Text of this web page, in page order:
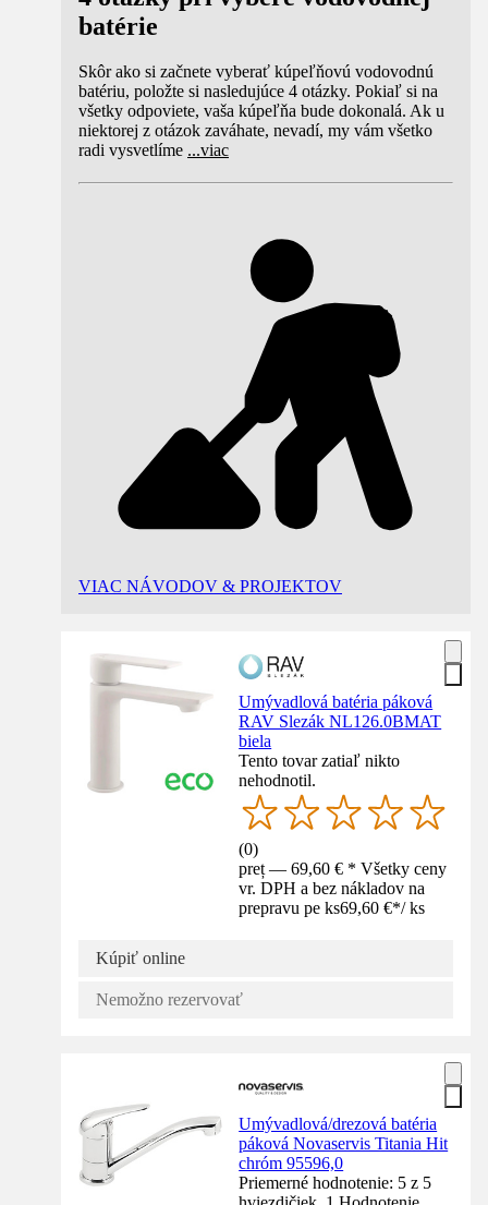
batérie
Skôr ako si začnete vyberať kúpeľňovú vodovodnú
batériu, položte si nasledujúce 4 otázky. Pokiaľ si na
všetky odpoviete, vaša kúpeľňa bude dokonalá. Ak u
niektorej z otázok zaváhate, nevadí, my vám všetko
radi vysvetlíme ...viac
VIAC NÁVODOV & PROJEKTOV
Umývadlová batéria páková
RAV Slezák NL126.0BMAT
biela
Tento tovar zatiaľ nikto
nehodnotil.
(0)
preț — 69,60 € * Všetky ceny
vr. DPH a bez nákladov na
prepravu pe ks69,60 €*/ ks
Kúpiť online
Nemožno rezervovať
Umývadlová/drezová batéria
páková Novaservis Titania Hit
chróm 95596,0
Priemerné hodnotenie: 5 z 5